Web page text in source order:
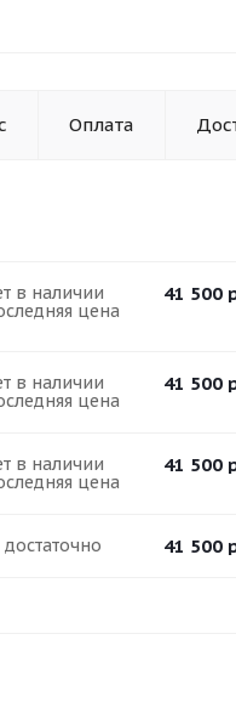
Оплата
в наличии
цена
41 500
в наличии
цена
41 500
в наличии
цена
41 500
Достаточно 41 500